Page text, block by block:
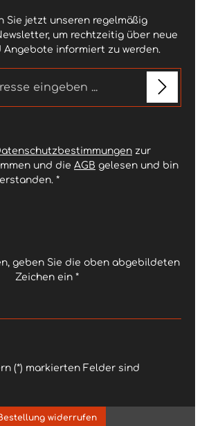
Sie jetzt unseren regelmäßig
um rechtzeitig über neue
Angebote informiert zu werden.
zur
und die AGB gelesen und bin
*
geben Sie die oben abgebildeten
Zeichen ein *
(*) markierten Felder sind
widerrufen